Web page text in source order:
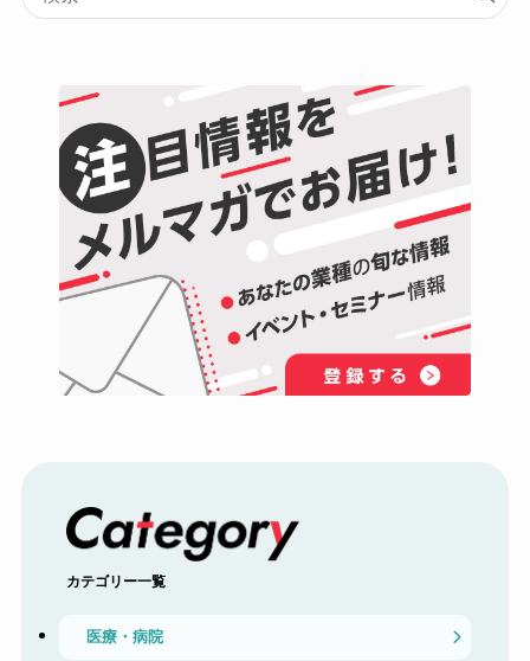
カテゴリー一覧
医療・病院